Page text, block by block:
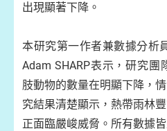
出現顯著下降。
本研究第一作者兼數據分析
Adam SHARP表示，研究
肢動物的數量在明顯下降，
究結果清楚顯示，熱帶雨林
正面臨嚴峻威脅。所有數據